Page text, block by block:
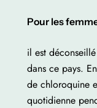
Pour les
il est
dans ce pays.
de chloroquine
quotidienne